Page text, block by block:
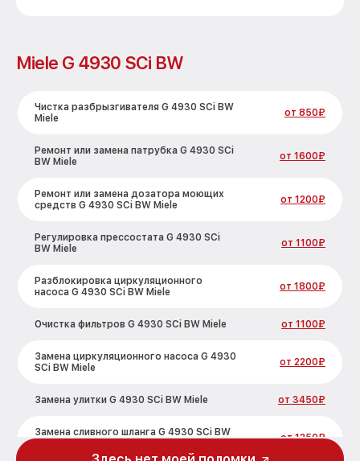
Miele G 4930 SCi BW
Чистка разбрызгивателя G 4930 SCi BW
Miele
от 850₽
Ремонт или замена патрубка G 4930 SCi
BW Miele
от 1600₽
Ремонт или замена дозатора моющих
средств G 4930 SCi BW Miele
от 1200₽
Регулировка прессостата G 4930 SCi
BW Miele
от 1100₽
Разблокировка циркуляционного
насоса G 4930 SCi BW Miele
от 1800₽
Очистка фильтров G 4930 SCi BW Miele от 1100₽
Замена циркуляционного насоса G 4930
SCi BW Miele
от 2200₽
Замена улитки G 4930 SCi BW Miele от 3450₽
Замена сливного шланга G 4930 SCi BW
от 1250₽